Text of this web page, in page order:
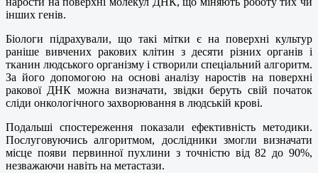
інших генів.
Біологи підрахували, що такі мітки є на поверхні культур
раніше вивчених ракових клітин з десяти різних органів і
тканин людського організму і створили спеціальний алгоритм.
За його допомогою на основі аналізу наростів на поверхні
ракової ДНК можна визначати, звідки беруть свій початок
сліди онкологічного захворювання в людській крові.
Подальші спостереження показали ефективність методики.
Послуговуючись алгоритмом, дослідники змогли визначати
місце появи первинної пухлини з точністю від 82 до 90%,
незважаючи навіть на метастази.